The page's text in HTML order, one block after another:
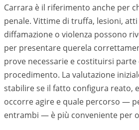
Carrara è il riferimento anche per
penale. Vittime di truffa, lesioni,
diffamazione o violenza possono
per presentare querela
prove necessarie e costituirsi parte
procedimento. La valutazione
stabilire se il fatto configura reato,
occorre agire e quale percorso —
entrambi — è più conveniente per